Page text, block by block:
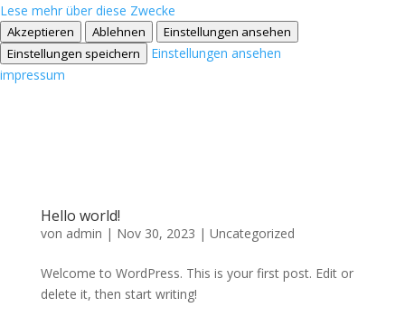
Lese mehr über diese Zwecke
Akzeptieren Ablehnen
Einstellungen ansehen
Einstellungen speichern
Einstellungen ansehen
impressum
Hello world!
von admin | Nov 30, 2023 | Uncategorized
Welcome to WordPress. This is your first post. Edit or
delete it, then start writing!